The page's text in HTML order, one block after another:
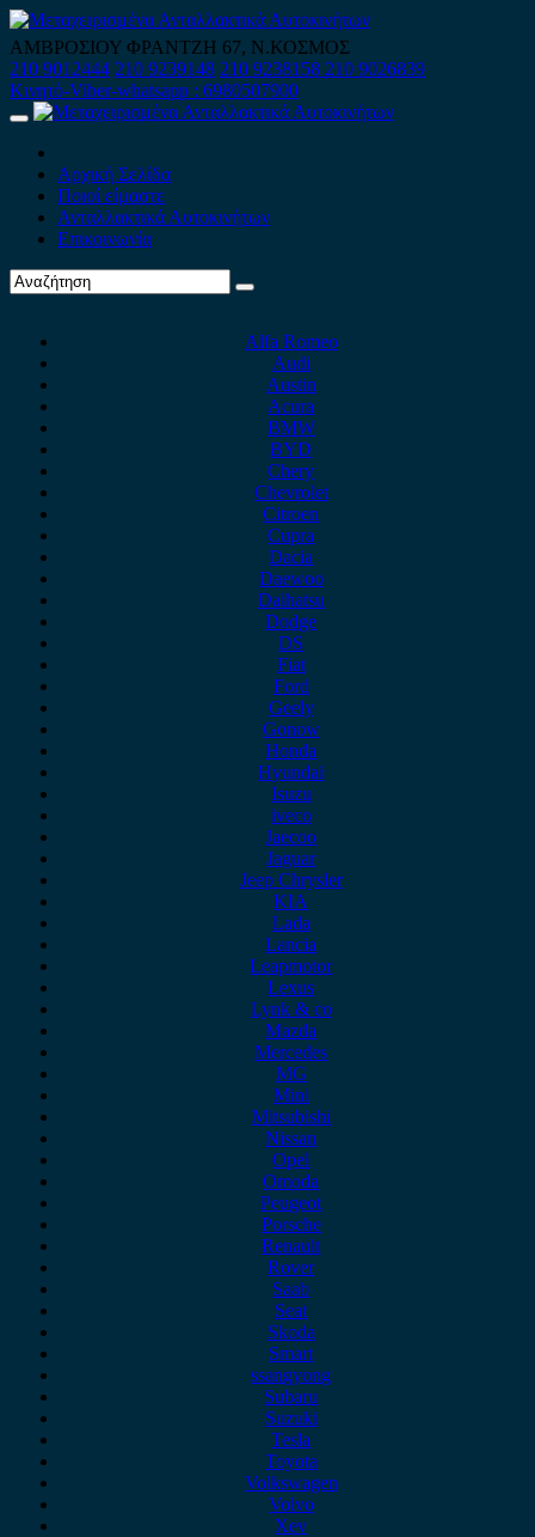
Skip
to
content
ΑΜΒΡΟΣΙΟΥ ΦΡΑΝΤΖΗ 67, Ν.ΚΟΣΜΟΣ
210 9012444 210 9239148 210 9238158 210 9026839
Κινητό-Viber-whatsapp : 6980507900
Primary
Αρχική Σελίδα
Ποιοί είμαστε
Ανταλλακτικά Αυτοκινήτων
Επικοινωνία
Alfa Romeo
Audi
Austin
Acura
BMW
BYD
Chery
Chevrolet
Citroen
Cupra
Dacia
Daewoo
Daihatsu
Dodge
DS
Fiat
Ford
Geely
Gonow
Honda
Hyundai
Isuzu
iveco
Jaecoo
Jaguar
Jeep Chrysler
KIA
Lada
Lancia
Leapmotor
Lexus
Lynk & co
Mazda
Mercedes
MG
Mini
Mitsubishi
Nissan
Opel
Omoda
Peugeot
Porsche
Renault
Rover
Saab
Seat
Skoda
Smart
ssangyong
Subaru
Suzuki
Tesla
Toyota
Volkswagen
Volvo
Xev